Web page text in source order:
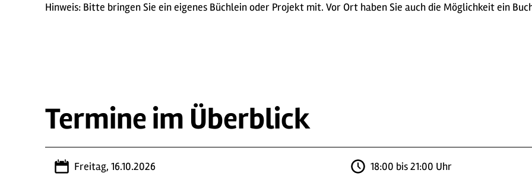
Hinweis: Bitte bringen Sie ein eigenes Büchlein oder Projekt mit. Vor Ort haben Sie auch die Möglichkeit ein
Termine im Überblick
Freitag, 16.10.2026 18:00 bis 21:00 Uhr